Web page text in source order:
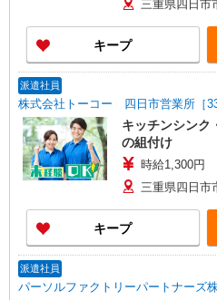
三重県四日市
キープ
派遣社員
株式会社トーコー 四日市営業所［
キッチンシンク
の組付け
時給1,300円
三重県四日市
キープ
派遣社員
パーソルファクトリーパートナーズ